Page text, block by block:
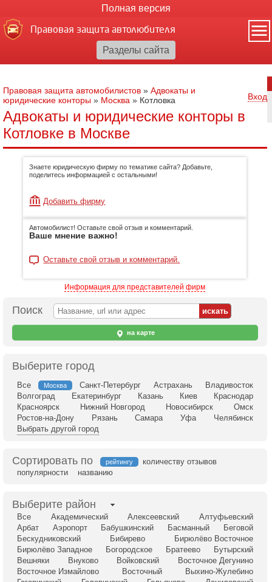
Полная версия
Правовая защита автолюбителя
Правовая защита автомобилистов » Адвокаты и
юридические конторы » Москва » Котловка Вход
Адвокаты и юридические конторы в
Котловке в Москве
Знаете юридическую фирму по тематике сайта? Добавьте,
поделитесь информацией с остальными!
Добавить фирму
Автомобилист! Оставьте свой отзыв и комментарий.
Ваше мнение важно!
Оставьте свой отзыв и комментарий.
Информация для представителей фирм
Поиск
на карте
Выберите город
Все Москва Санкт-Петербург Астрахань
Владивосток
Волгоград
Екатеринбург Казань Киев
Краснодар
Красноярск
Нижний Новгород Новосибирск
Омск
Ростов-на-Дону
Рязань Самара Уфа
Челябинск
Выбрать другой город
Сортировать по рейтингу
количеству отзывов
популярности
названию
Выберите район
Все Академический Алексеевский
Алтуфьевский
Арбат
Аэропорт Бабушкинский Басманный
Беговой
Бескудниковский
Бибирево
Бирюлёво Восточное
Бирюлёво Западное
Богородское Братеево
Бутырский
Вешняки
Внуково Войковский
Восточное Дегунино
Восточное Измайлово
Восточный
Выхино-Жулебино